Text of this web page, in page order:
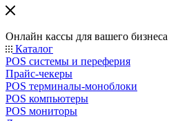
Онлайн кассы для вашего бизнеса
Каталог
POS системы и переферия
Прайс-чекеры
POS терминалы-моноблоки
POS компьютеры
POS мониторы